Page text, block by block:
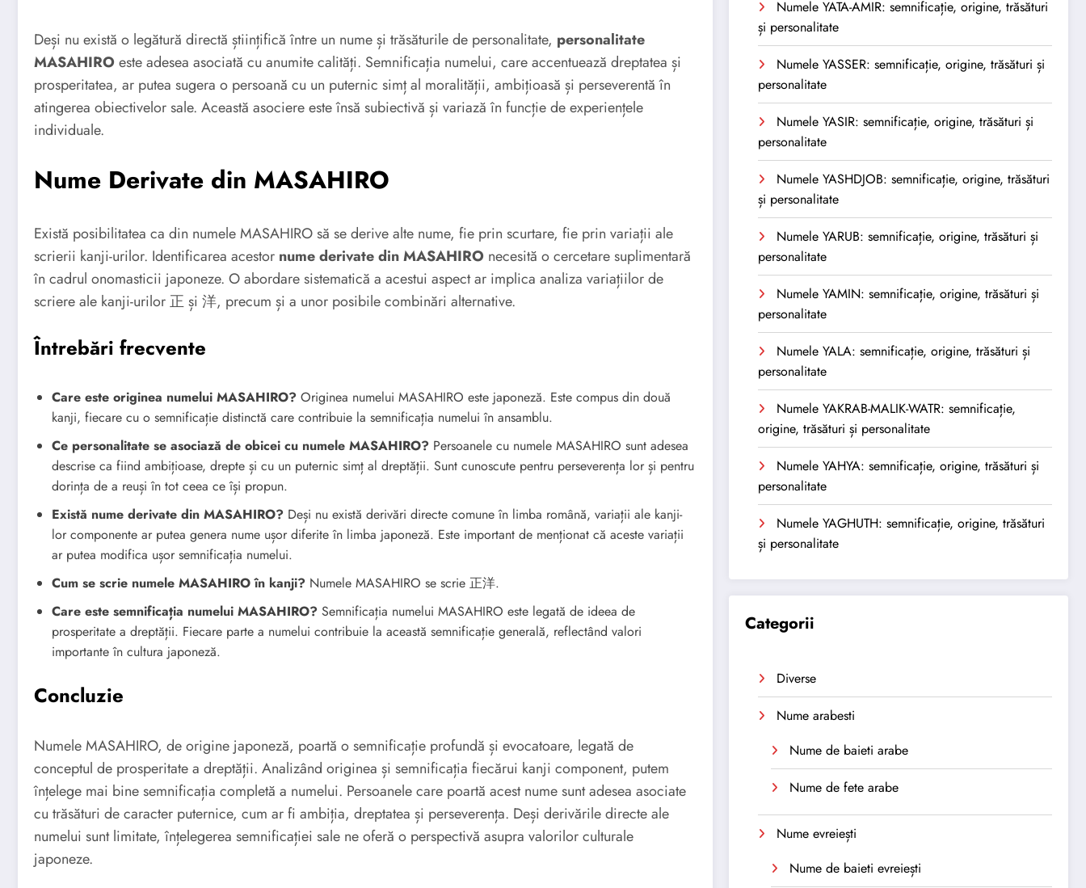
Deși nu există o legătură directă științifică între un nume și trăsăturile de personalitate, personalitate
MASAHIROeste adesea asociată cu anumite calități. Semnificația numelui, care accentuează dreptatea și
prosperitatea, ar putea sugera o persoană cu un puternic simț al moralității, ambițioasă și perseverentă în
atingerea obiectivelor sale. Această asociere este însă subiectivă și variază în funcție de experiențele
individuale.
Nume Derivate din MASAHIRO
Există posibilitatea ca din numele MASAHIRO să se derive alte nume, fie prin scurtare, fie prin variații ale
scrierii kanji-urilor. Identificarea acestor nume derivate din MASAHIRO necesită o cercetare suplimentară
în cadrul onomasticii japoneze. O abordare sistematică a acestui aspect ar implica analiza variațiilor de
scriere ale kanji-urilor 正 și 洋, precum și a unor posibile combinări alternative.
Întrebări frecvente
Care este originea numelui MASAHIRO? Originea numelui MASAHIRO este japoneză. Este compus din două
kanji, fiecare cu o semnificație distinctă care contribuie la semnificația numelui în ansamblu.
Ce personalitate se asociază de obicei cu numele MASAHIRO? Persoanele cu numele MASAHIRO sunt adesea
descrise ca fiind ambițioase, drepte și cu un puternic simț al dreptății. Sunt cunoscute pentru perseverența lor și pentru
dorința de a reuși în tot ceea ce își propun.
Există nume derivate din MASAHIRO? Deși nu există derivări directe comune în limba română, variații ale kanji-
lor componente ar putea genera nume ușor diferite în limba japoneză. Este important de menționat că aceste variații
ar putea modifica ușor semnificația numelui.
Cum se scrie numele MASAHIRO în kanji? Numele MASAHIRO se scrie 正洋.
Care este semnificația numelui MASAHIRO? Semnificația numelui MASAHIRO este legată de ideea de
prosperitate a dreptății. Fiecare parte a numelui contribuie la această semnificație generală, reflectând valori
importante în cultura japoneză.
Concluzie
Numele MASAHIRO, de origine japoneză, poartă o semnificație profundă și evocatoare, legată de
conceptul de prosperitate a dreptății. Analizând originea și semnificația fiecărui kanji component, putem
înțelege mai bine semnificația completă a numelui. Persoanele care poartă acest nume sunt adesea asociate
cu trăsături de caracter puternice, cum ar fi ambiția, dreptatea și perseverența. Deși derivările directe ale
numelui sunt limitate, înțelegerea semnificației sale ne oferă o perspectivă asupra valorilor culturale
japoneze.
Numele YATA-AMIR: semnificație, origine, trăsături
și personalitate
Numele YASSER: semnificație, origine, trăsături și
personalitate
Numele YASIR: semnificație, origine, trăsături și
personalitate
Numele YASHDJOB: semnificație, origine, trăsături
și personalitate
Numele YARUB: semnificație, origine, trăsături și
personalitate
Numele YAMIN: semnificație, origine, trăsături și
personalitate
Numele YALA: semnificație, origine, trăsături și
personalitate
Numele YAKRAB-MALIK-WATR: semnificație,
origine, trăsături și personalitate
Numele YAHYA: semnificație, origine, trăsături și
personalitate
Numele YAGHUTH: semnificație, origine, trăsături
și personalitate
Categorii
Diverse
Nume arabesti
Nume de baieti arabe
Nume de fete arabe
Nume evreiești
Nume de baieti evreiești